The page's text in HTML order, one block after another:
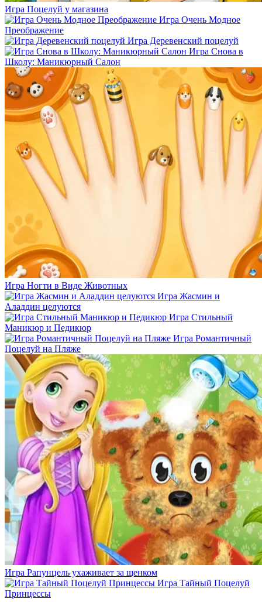
Игра Поцелуй у магазина
Игра Очень Модное
Преображение
Игра Деревенский поцелуй
Игра Снова в
Школу: Маникюрный Салон
Игра Ногти в Виде Животных
Игра Жасмин и
Аладдин целуются
Игра Стильный
Маникюр и Педикюр
Игра Романтичный
Поцелуй на Пляже
Игра Рапунцель ухаживает за щенком
Игра Тайный Поцелуй
Принцессы